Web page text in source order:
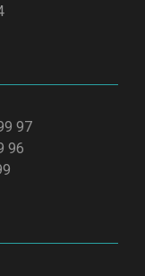
97
96